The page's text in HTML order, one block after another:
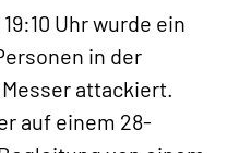
Uhr wurde ein
in der
attackiert.
auf einem 28-